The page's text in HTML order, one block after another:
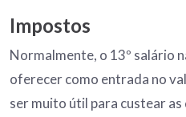
Impostos
Normalmente, o 13º salário
oferecer como entrada no
ser muito útil para custear